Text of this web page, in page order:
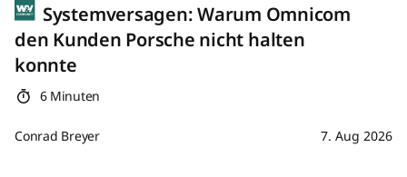
Systemversagen: Warum Omnicom
den Kunden Porsche nicht halten
konnte
6 Minuten
Conrad Breyer 7. Aug 2026